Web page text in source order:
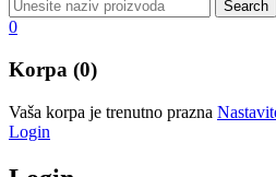
0
Korpa (0)
Vaša korpa je trenutno prazna
Login